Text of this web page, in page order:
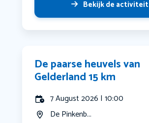
Bekijk de activiteit
De paarse heuvels van
Gelderland 15 km
7 August 2026 | 10:00
De Pinkenb...